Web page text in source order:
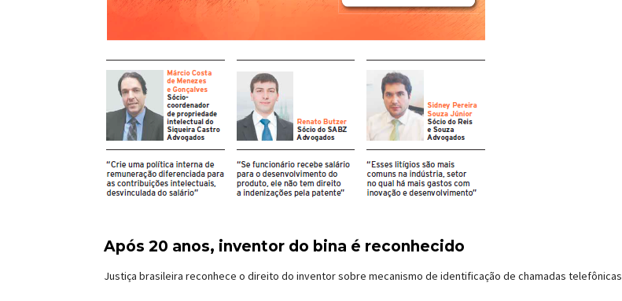
Após 20 anos, inventor do bina é reconhecido
Justiça brasileira reconhece o direito do inventor sobre mecanismo de identificação de chamadas telefônicas